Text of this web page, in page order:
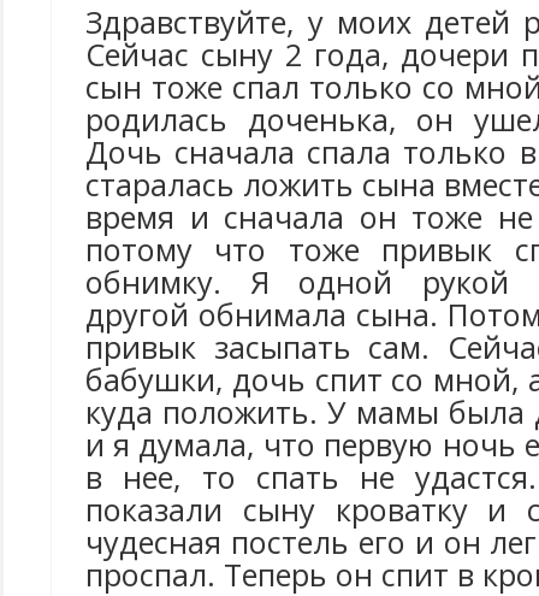
Здравствуйте, у моих детей
Сейчас сыну 2 года, дочери
сын тоже спал только со
родилась доченька, он
Дочь сначала спала только
старалась ложить сына
время и сначала он тоже не
потому что тоже привык
обнимку. Я одной рукой
другой обнимала сына.
привык засыпать сам.
бабушки, дочь спит со мной,
куда положить. У мамы была
и я думала, что первую ночь
в нее, то спать не
показали сыну кроватку и
чудесная постель его и он
проспал. Теперь он спит в